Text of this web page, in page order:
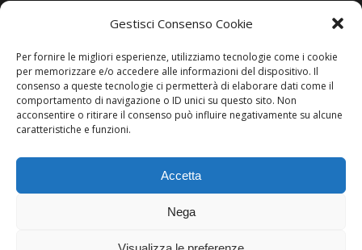
Gestisci Consenso Cookie
Per fornire le migliori esperienze, utilizziamo tecnologie come i cookie
per memorizzare e/o accedere alle informazioni del dispositivo. Il
consenso a queste tecnologie ci permetterà di elaborare dati come il
comportamento di navigazione o ID unici su questo sito. Non
acconsentire o ritirare il consenso può influire negativamente su alcune
caratteristiche e funzioni.
Accetta
Nega
Privacy
Produzione WebResolvis Marketing & Comunicazione
Copyright © Hotels & Resorts Srl - Partita IVA IT01212800773.
Affittacamere - CIN: IT077014B401676001. Tutti i diritti sono